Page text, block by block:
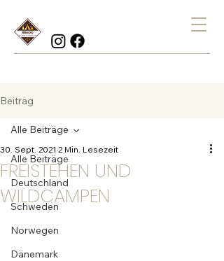
Beitrag
Alle Beiträge
Deutschland
Schweden
Norwegen
Dänemark
Alle Beiträge
FREISTEHEN UND
WILDCAMPEN
30. Sept. 2021 2 Min. Lesezeit